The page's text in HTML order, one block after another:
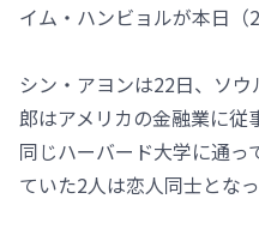
イム・ハンビョルが本日（
シン・アヨンは22日、ソ
郎はアメリカの金融業に従
同じハーバード大学に通っ
ていた2人は恋人同士となっ